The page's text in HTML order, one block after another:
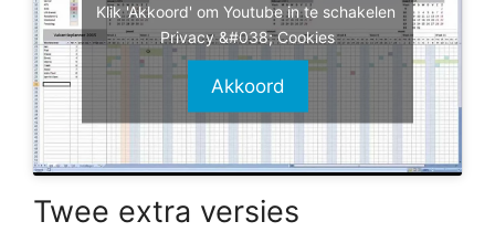
Klik 'Akkoord' om Youtube in te schakelen
Privacy &#038; Cookies
Akkoord
Twee extra versies